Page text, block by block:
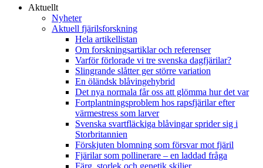
Aktuellt
Nyheter
Aktuell fjärilsforskning
Hela artikellistan
Om forskningsartiklar och referenser
Varför förlorade vi tre svenska dagfjärilar?
Slingrande slåtter ger större variation
En öländsk blåvingehybrid
Det nya normala får oss att glömma hur det var
Fortplantningsproblem hos rapsfjärilar efter
värmestress som larver
Svenska svartfläckiga blåvingar sprider sig i
Storbritannien
Förskjuten blomning som försvar mot fjäril
Fjärilar som pollinerare – en laddad fråga
Färg, storlek och genetik skiljer